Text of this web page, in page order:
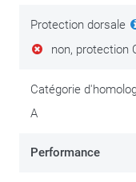
Protection dorsale
non, protection
Catégorie
A
Performance